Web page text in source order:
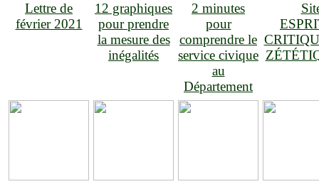
Lettre de
février 2021
12 graphiques
pour prendre
la mesure des
inégalités
2 minutes
pour
comprendre le
service civique
au
Département